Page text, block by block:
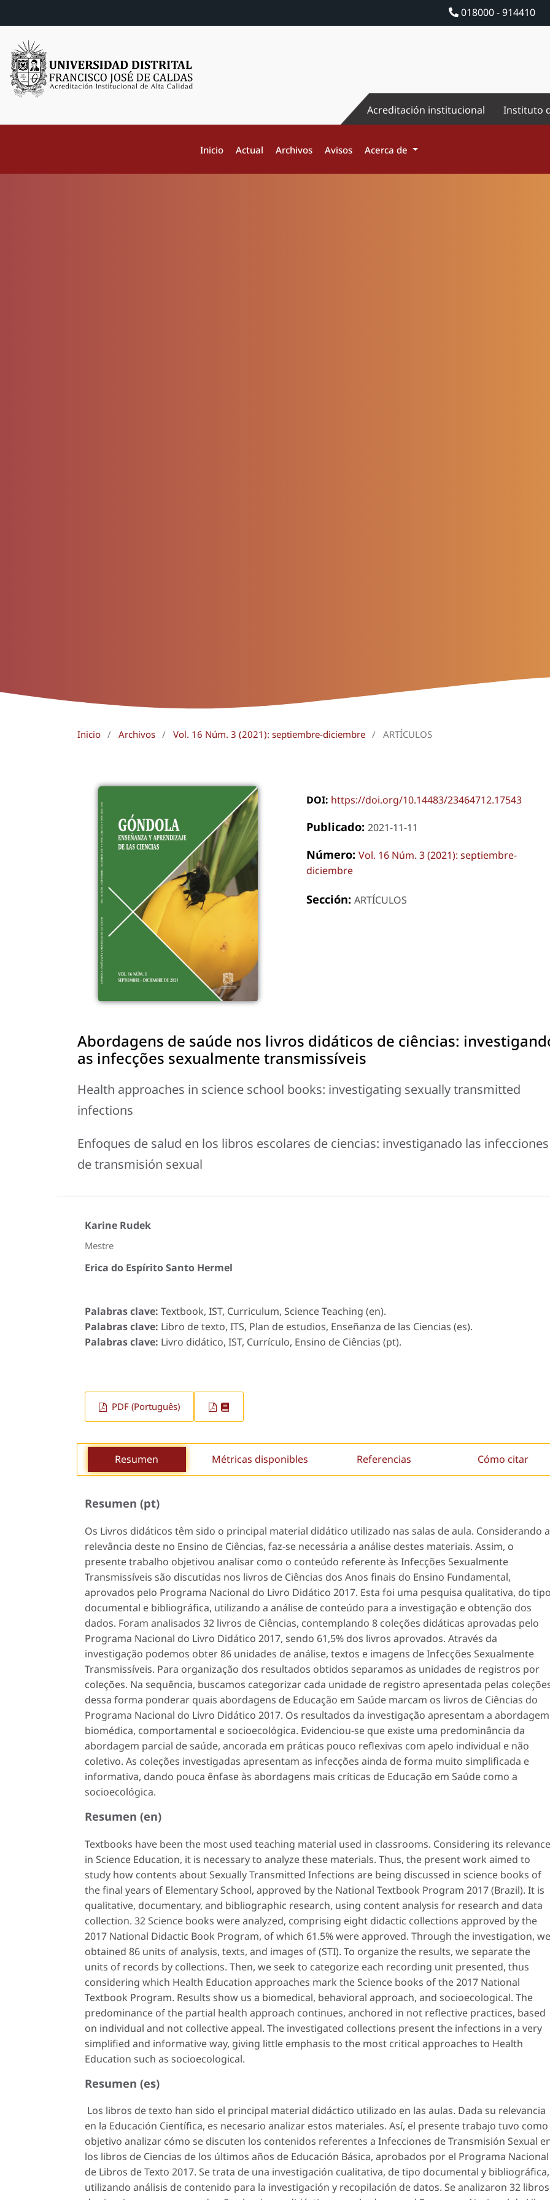
018000 - 914410
Acreditación institucional Instituto
Inicio Actual Archivos Avisos Acerca de
Inicio / Archivos / Vol. 16 Núm. 3 (2021): septiembre-diciembre / ARTÍCULOS
DOI: https://doi.org/10.14483/23464712.17543
Publicado: 2021-11-11
Número: Vol. 16 Núm. 3 (2021): septiembre-
diciembre
Sección: ARTÍCULOS
Abordagens de saúde nos livros didáticos de ciências:
as infecções sexualmente transmissíveis
Health approaches in science school books: investigating sexually transmitted
infections
Enfoques de salud en los libros escolares de ciencias: investiganado las infecciones
de transmisión sexual
Karine Rudek
Mestre
Erica do Espírito Santo Hermel
Palabras clave: Textbook, IST, Curriculum, Science Teaching (en).
Palabras clave: Libro de texto, ITS, Plan de estudios, Enseñanza de las Ciencias (es).
Palabras clave: Livro didático, IST, Currículo, Ensino de Ciências (pt).
PDF (Português)
Resumen Métricas disponibles Referencias Cómo citar
Resumen (pt)
Os Livros didáticos têm sido o principal material didático utilizado nas salas de aula. Considerando a
relevância deste no Ensino de Ciências, faz-se necessária a análise destes materiais. Assim, o
presente trabalho objetivou analisar como o conteúdo referente às Infecções Sexualmente
Transmissíveis são discutidas nos livros de Ciências dos Anos finais do Ensino Fundamental,
aprovados pelo Programa Nacional do Livro Didático 2017. Esta foi uma pesquisa qualitativa, do
documental e bibliográfica, utilizando a análise de conteúdo para a investigação e obtenção dos
dados. Foram analisados 32 livros de Ciências, contemplando 8 coleções didáticas aprovadas pelo
Programa Nacional do Livro Didático 2017, sendo 61,5% dos livros aprovados. Através da
investigação podemos obter 86 unidades de análise, textos e imagens de Infecções Sexualmente
Transmissíveis. Para organização dos resultados obtidos separamos as unidades de registros por
coleções. Na sequência, buscamos categorizar cada unidade de registro apresentada pelas
dessa forma ponderar quais abordagens de Educação em Saúde marcam os livros de Ciências do
Programa Nacional do Livro Didático 2017. Os resultados da investigação apresentam a abordagem
biomédica, comportamental e socioecológica. Evidenciou-se que existe uma predominância da
abordagem parcial de saúde, ancorada em práticas pouco reflexivas com apelo individual e não
coletivo. As coleções investigadas apresentam as infecções ainda de forma muito simplificada e
informativa, dando pouca ênfase às abordagens mais críticas de Educação em Saúde como a
socioecológica.
Resumen (en)
Textbooks have been the most used teaching material used in classrooms. Considering its relevance
in Science Education, it is necessary to analyze these materials. Thus, the present work aimed to
study how contents about Sexually Transmitted Infections are being discussed in science books of
the final years of Elementary School, approved by the National Textbook Program 2017 (Brazil). It is
qualitative, documentary, and bibliographic research, using content analysis for research and data
collection. 32 Science books were analyzed, comprising eight didactic collections approved by the
2017 National Didactic Book Program, of which 61.5% were approved. Through the investigation, we
obtained 86 units of analysis, texts, and images of (STI). To organize the results, we separate the
units of records by collections. Then, we seek to categorize each recording unit presented, thus
considering which Health Education approaches mark the Science books of the 2017 National
Textbook Program. Results show us a biomedical, behavioral approach, and socioecological. The
predominance of the partial health approach continues, anchored in not reflective practices, based
on individual and not collective appeal. The investigated collections present the infections in a very
simplified and informative way, giving little emphasis to the most critical approaches to Health
Education such as socioecological.
Resumen (es)
Los libros de texto han sido el principal material didáctico utilizado en las aulas. Dada su relevancia
en la Educación Científica, es necesario analizar estos materiales. Así, el presente trabajo tuvo como
objetivo analizar cómo se discuten los contenidos referentes a Infecciones de Transmisión Sexual
los libros de Ciencias de los últimos años de Educación Básica, aprobados por el Programa Nacional
de Libros de Texto 2017. Se trata de una investigación cualitativa, de tipo documental y bibliográfica,
utilizando análisis de contenido para la investigación y recopilación de datos. Se analizaron 32 libros